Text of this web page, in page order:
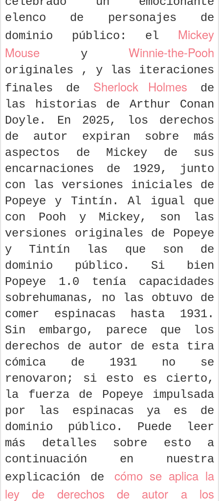
elenco de personajes de
dominio público: el Mickey
Mouse y Winnie-the-Pooh
originales , y las iteraciones
finales de Sherlock Holmes de
las historias de Arthur Conan
Doyle. En 2025, los derechos
de autor expiran sobre más
aspectos de Mickey de sus
encarnaciones de 1929, junto
con las versiones iniciales de
Popeye y Tintín. Al igual que
con Pooh y Mickey, son las
versiones originales de Popeye
y Tintín las que son de
dominio público. Si bien
Popeye 1.0 tenía capacidades
sobrehumanas, no las obtuvo de
comer espinacas hasta 1931.
Sin embargo, parece que los
derechos de autor de esta tira
cómica de 1931 no se
renovaron; si esto es cierto,
la fuerza de Popeye impulsada
por las espinacas ya es de
dominio público. Puede leer
más detalles sobre esto a
continuación en nuestra
explicación de cómo se aplica la
ley de derechos de autor a los